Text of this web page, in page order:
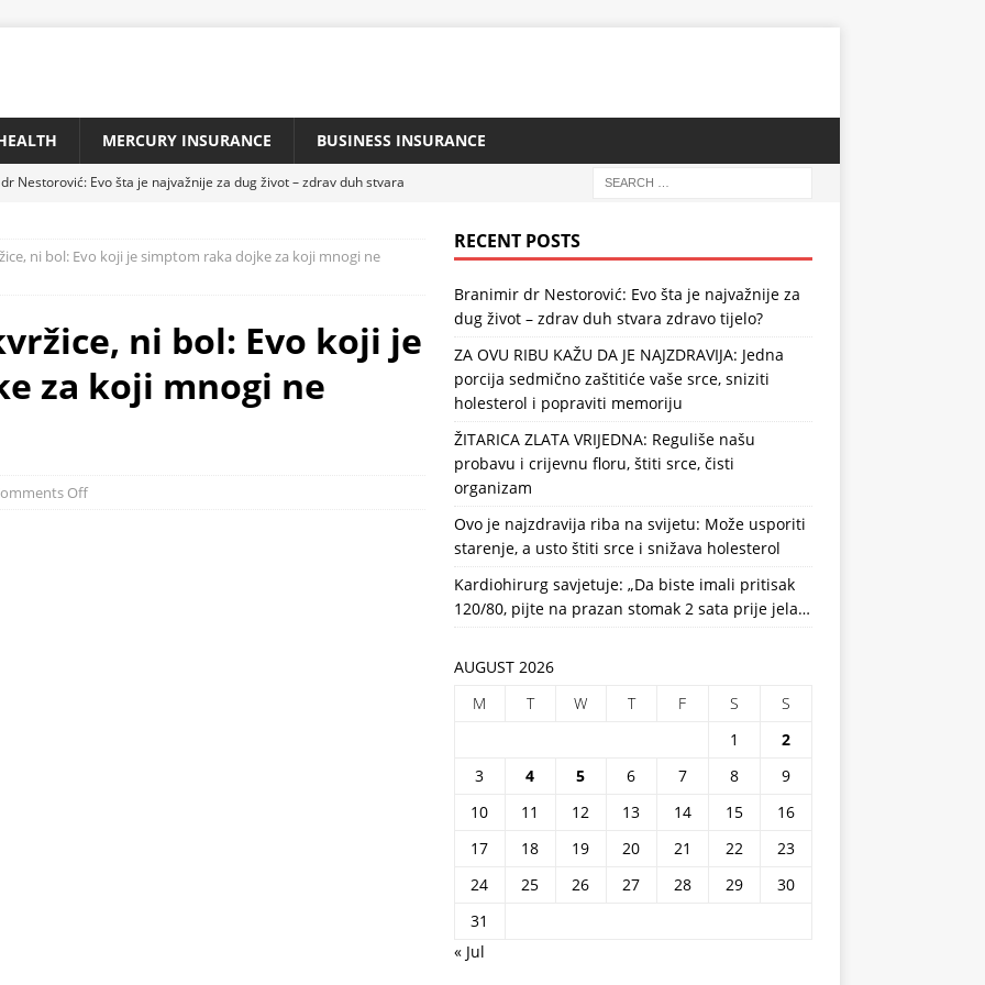
MERCURY INSURANCE BUSINESS INSURANCE
Nestorović: Evo šta je najvažnije za dug život – zdrav duh stvara
KAŽU DA JE NAJZDRAVIJA: Jedna porcija sedmično zaštitiće
ZLATA VRIJEDNA: Reguliše našu probavu i crijevnu floru, štiti srce,
riba na svijetu: Može usporiti starenje, a usto štiti srce i
ni bol: Evo koji je simptom raka dojke za koji mnogi ne
ni bol: Evo koji je
za koji mnogi ne
Off
RECENT POSTS
Branimir dr Nestorović: Evo šta je najvažnije za
dug život – zdrav duh stvara zdravo tijelo?
ZA OVU RIBU KAŽU DA JE NAJZDRAVIJA: Jedna
porcija sedmično zaštitiće vaše srce, sniziti
holesterol i popraviti memoriju
ŽITARICA ZLATA VRIJEDNA: Reguliše našu
probavu i crijevnu floru, štiti srce, čisti
organizam
Ovo je najzdravija riba na svijetu: Može usporiti
starenje, a usto štiti srce i snižava holesterol
Kardiohirurg savjetuje: „Da biste imali pritisak
120/80, pijte na prazan stomak 2 sata prije jela…
AUGUST 2026
M
T W T F S
S
1
2
3
4 5 6 7 8
9
10
11 12 13 14 15
16
17
18 19 20 21 22
23
24
25 26 27 28 29
30
31
« Jul